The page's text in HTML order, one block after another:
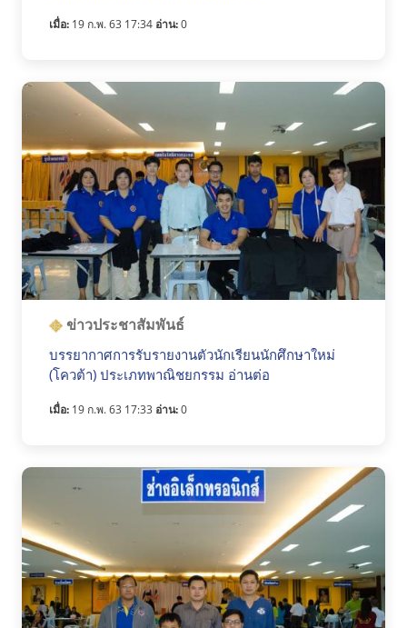
เมื่อ: 19 ก.พ. 63 17:34 อ่าน:0
ข่าวประชาสัมพันธ์
บรรยากาศการรับรายงานตัวนักเรียนนักศึกษาใหม่
(โควต้า) ประเภทพาณิชยกรรม อ่านต่อ
เมื่อ: 19 ก.พ. 63 17:33 อ่าน:0